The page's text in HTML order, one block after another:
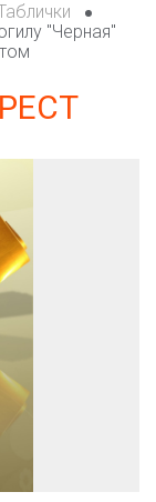
"Черная"